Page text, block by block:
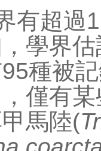
有超過
學界
種被
僅有
馬陸(